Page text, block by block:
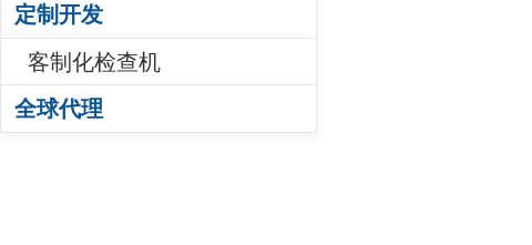
定制开发
客制化检查机
全球代理